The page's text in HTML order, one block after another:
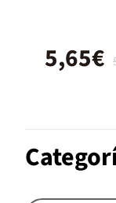
5,65€